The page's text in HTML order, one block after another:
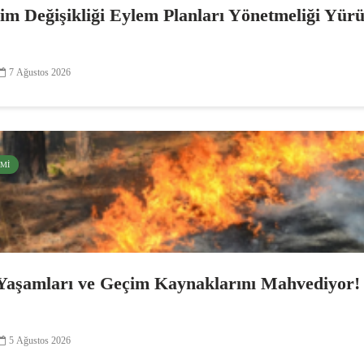
Değişikliği Eylem Planları Yönetmeliği
7 Ağustos 2026
ve Geçim Kaynaklarını Mahvediyor!
5 Ağustos 2026